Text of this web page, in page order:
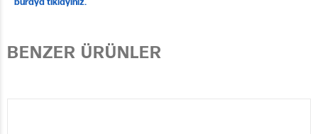
buraya tıklayınız.
BENZER ÜRÜNLER